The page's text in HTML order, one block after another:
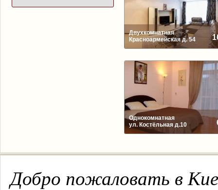
Двухкомнатная
Красноармейская д. 54
Однокомнатная
ул. Костёльная д.10
Добро пожаловать в